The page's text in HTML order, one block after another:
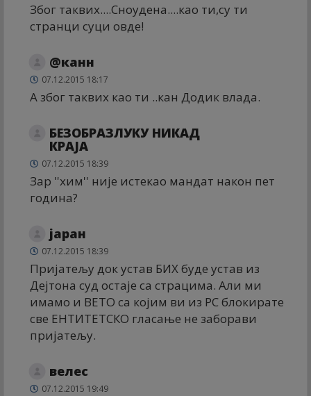
Због таквих....Сноудена....као ти,су ти
странци суци овде!
@канн
07.12.2015 18:17
А због таквих као ти ..кан Додик влада.
БЕЗОБРАЗЛУКУ НИКАД
КРАЈА
07.12.2015 18:39
Зар ''хим'' није истекао мандат након пет
година?
јаран
07.12.2015 18:39
Пријатељу док устав БИХ буде устав из
Дејтона суд остаје са страцима. Али ми
имамо и ВЕТО са којим ви из РС блокирате
све ЕНТИТЕТСКО гласање не заборави
пријатељу.
велес
07.12.2015 19:49